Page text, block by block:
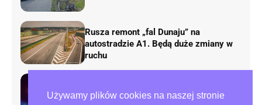
Używamy plików cookies na naszej stronie
Rusza remont „fal Dunaju” na
autostradzie A1. Będą duże zmiany w
ruchu
Tragedia przy ulicy Zana w
Częstochowie. Nie żyje mężczyzna